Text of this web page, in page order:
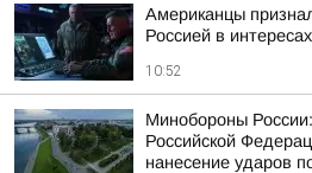
Американцы
Россией в
10:52
Минобороны
Российской
нанесение ударов